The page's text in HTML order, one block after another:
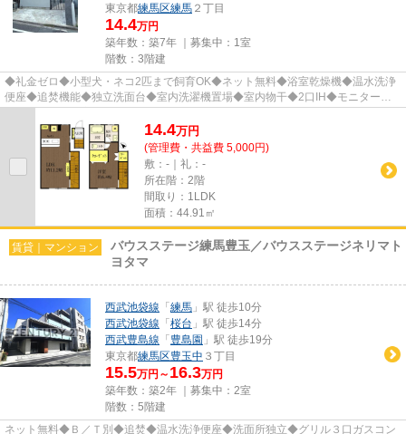
東京都練馬区練馬 ２丁目
14.4万円
築年数：築7年 ｜募集中： 1室
階数：3階建
◆礼金ゼロ◆小型犬・ネコ2匹まで飼育OK◆ネット無料◆浴室乾燥機◆温水洗浄
便座◆追焚機能◆独立洗面台◆室内洗濯機置場◆室内物干◆2口IH◆モニター付
14.4万円
(管理費・共益費 5,000円)
敷：-｜礼：-
所在階：2階
間取り：1LDK
面積：44.91㎡
賃貸｜マンション
バウスステージ練馬豊玉／バウスステージネリマト
ヨタマ
西武池袋線 「 練馬 」駅 徒歩10分
西武池袋線 「 桜台 」駅 徒歩14分
西武豊島線 「 豊島園 」駅 徒歩19分
東京都練馬区豊玉中 ３丁目
15.5万円～ 16.3万円
築年数：築2年 ｜募集中： 2室
階数：5階建
ネット無料◆Ｂ／Ｔ別◆追焚◆温水洗浄便座◆洗面所独立◆グリル３口ガスコン